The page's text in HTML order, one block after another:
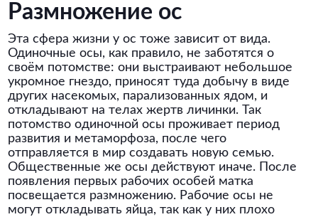
Размножение ос
Эта сфера жизни у ос тоже зависит от вида.
Одиночные осы, как правило, не заботятся о
своём потомстве: они выстраивают небольшое
укромное гнездо, приносят туда добычу в виде
других насекомых, парализованных ядом, и
откладывают на телах жертв личинки. Так
потомство одиночной осы проживает период
развития и метаморфоза, после чего
отправляется в мир создавать новую семью.
Общественные же осы действуют иначе. После
появления первых рабочих особей матка
посвещается размножению. Рабочие осы не
могут откладывать яйца, так как у них плохо